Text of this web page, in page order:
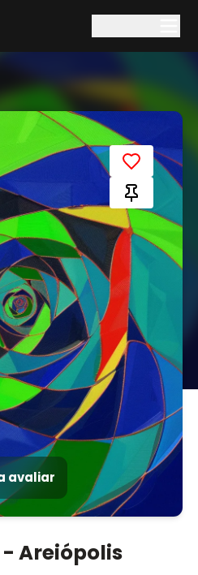
avaliar
- Areiópolis